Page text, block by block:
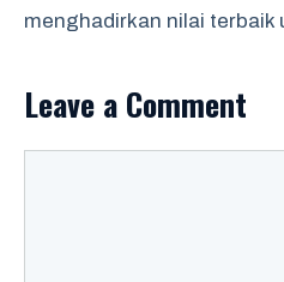
menghadirkan nilai terbaik
Leave a Comment